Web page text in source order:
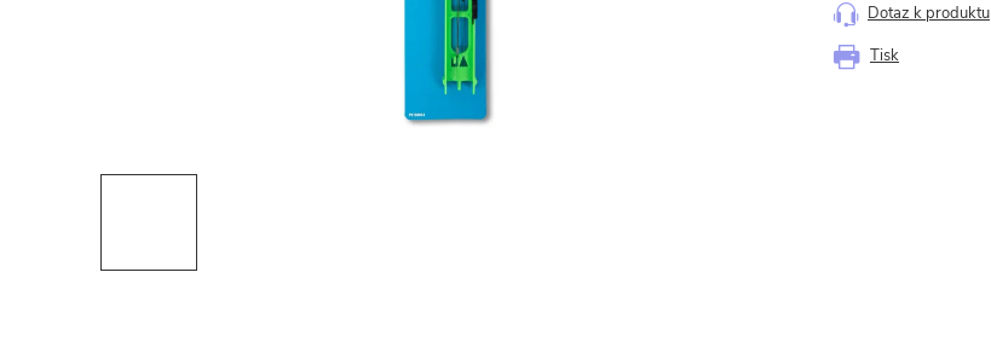
Tisk
Dotaz k produktu